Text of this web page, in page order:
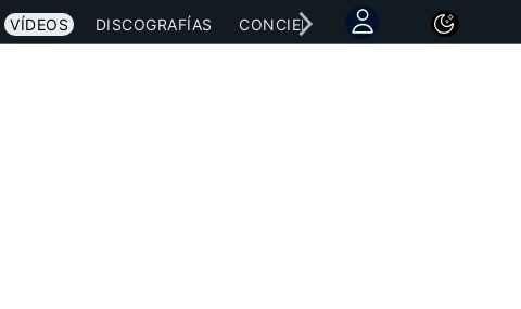
VÍDEOS DISCOGRAFÍAS CONCIERTOS LETRAS